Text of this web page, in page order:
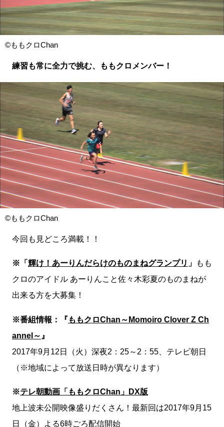
©ももクロChan
練習も常に全力で挑む、ももクロメンバー！
©ももクロChan
今回も見どころ満載！！
※「 輝け！あーりんだらけのものまねグランプリ 」
もも
クロのアイドル あーりんこと佐々木彩夏のものまねが
出来る方を大募集！
※番組情報：『 ももクロChan～Momoiro Clover Z Ch
annel～ 』
2017年9月12日（火）深夜2：25～2：55、テレビ朝日
（※地域によって放送日時が異なります）
※テレ朝動画「ももクロChan」DX版
地上波未公開映像盛りだくさん！最新回は2017年9月15
日（金）よる6時ごろ配信開始